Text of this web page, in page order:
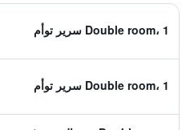
Double room، 1 سرير توأم
Double room، 1 سرير توأم